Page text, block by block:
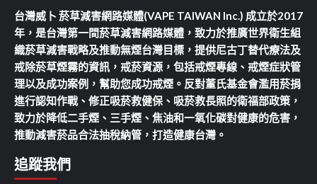
台灣威卜 菸草減害網路媒體(VAPE TAIWAN Inc.) 成立於2017
年，是台灣第一間菸草減害網路媒體，致力於推廣世界衛生組
織菸草減害戰略及推動無煙台灣目標，提供尼古丁替代療法及
戒除菸草煙霧的資訊，戒菸資源，包括戒煙專線、戒煙症狀管
理以及成功案例，幫助您成功戒煙。反對董氏基金會濫用菸捐
進行認知作戰、修正吸菸救健保、吸菸救長照的衛福部政策，
致力於降低二手煙、三手煙、焦油和一氧化碳對健康的危害，
推動減害菸品合法抽稅納管，打造健康台灣。
追蹤我們